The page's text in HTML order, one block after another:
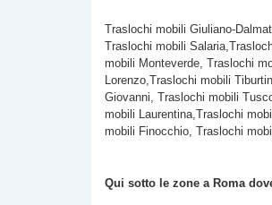
Traslochi mobili Giuliano-
Traslochi mobili
mobili Monteverde, Traslochi
Lorenzo,Traslochi mobili
Giovanni, Traslochi mobili
mobili Laurentina,Traslochi
mobili Finocchio, Traslochi
Qui sotto le zone a Roma